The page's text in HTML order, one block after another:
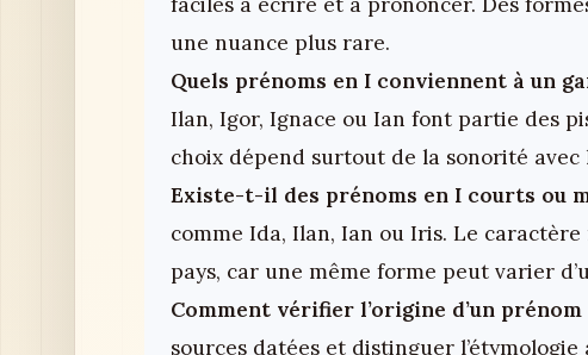
une nuance plus rare.
Quels prénoms en I conviennent à un
Ilan, Igor, Ignace ou Ian font partie des
choix dépend surtout de la sonorité
Existe-t-il des prénoms en I courts ou
comme Ida, Ilan, Ian ou Iris. Le
pays, car une même forme peut varier
Comment vérifier l’origine d’un prénom
sources datées et distinguer